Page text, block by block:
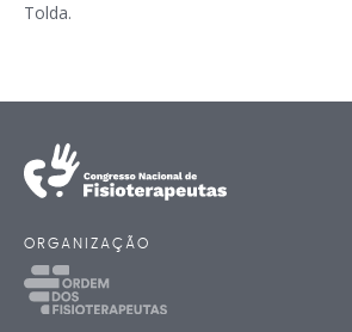
Tolda.
ORGANIZAÇÃO